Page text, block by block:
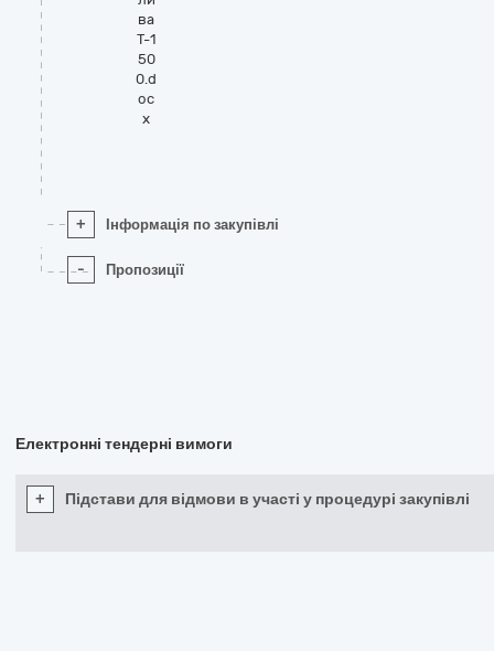
ва
Т-1
50
0.d
oc
x
+ Інформація по закупівлі
- Пропозиції
Електронні тендерні вимоги
+ Підстави для відмови в участі у процедурі закупівлі